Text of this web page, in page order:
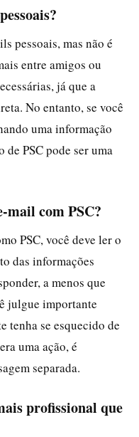
pessoais, mas não é
entre amigos ou
já que a
No entanto, se você
uma informação
de PSC pode ser uma
mail com PSC?
PSC, você deve ler o
das informações
a menos que
julgue importante
tenha se esquecido de
uma ação, é
separada.
profissional que